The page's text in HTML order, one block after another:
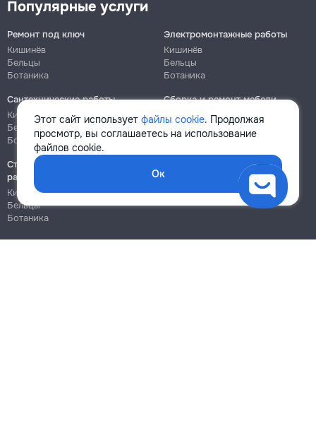
Этот сайт использует файлы cookie. Продолжая
просмотр, вы соглашаетесь на использование
файлов cookie.
Ок
Популярные услуги
Ремонт под ключ
Кишинёв
Бельцы
Ботаника
Электромонтажные работы
Кишинёв
Бельцы
Ботаника
Сантехнические работы
Кишинёв
Бельцы
Ботаника
Сборка и ремонт мебели
Кишинёв
Ботаника
Строительно-монтажные
работы
Кишинёв
Бельцы
Ботаника